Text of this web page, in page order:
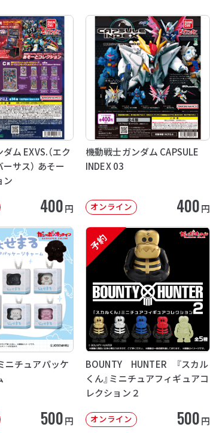
ム EXVS.（エク
サス） あそー
ン
400円
機動戦士ガンダム CAPSULE
INDEX 03
オンライン 400円
ニチュアパッケ
500円
予約
BOUNTY HUNTER 『スカル
くん』ミニチュアフィギュアコ
レクション２
オンライン 500円